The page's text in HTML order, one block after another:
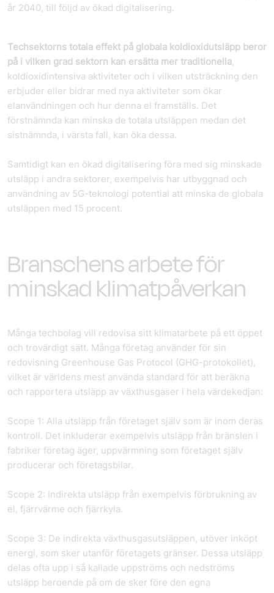
år 2040, till följd av ökad digitalisering.
Techsektorns totala effekt på globala koldioxidutsläpp beror
på i vilken grad sektorn kan ersätta mer traditionella,
koldioxidintensiva aktiviteter och i vilken utsträckning den
erbjuder eller bidrar med nya aktiviteter som ökar
elanvändningen och hur denna el framställs. Det
förstnämnda kan minska de totala utsläppen medan det
sistnämnda, i värsta fall, kan öka dessa.
Samtidigt kan en ökad digitalisering föra med sig minskade
utsläpp i andra sektorer, exempelvis har utbyggnad och
användning av 5G-teknologi potential att minska de globala
utsläppen med 15 procent.
Branschens arbete för
minskad klimatpåverkan
Många techbolag vill redovisa sitt klimatarbete på ett öppet
och trovärdigt sätt. Många företag använder för sin
redovisning Greenhouse Gas Protocol (GHG-protokollet),
vilket är världens mest använda standard för att beräkna
och rapportera utsläpp av växthusgaser i hela värdekedjan:
Scope 1: Alla utsläpp från företaget själv som är inom deras
kontroll. Det inkluderar exempelvis utsläpp från bränslen i
fabriker företag äger, uppvärmning som företaget själv
producerar och företagsbilar.
Scope 2: Indirekta utsläpp från exempelvis förbrukning av
el, fjärrvärme och fjärrkyla.
Scope 3: De indirekta växthusgasutsläppen, utöver inköpt
energi, som sker utanför företagets gränser. Dessa utsläpp
delas ofta upp i så kallade uppströms och nedströms
utsläpp beroende på om de sker före den egna